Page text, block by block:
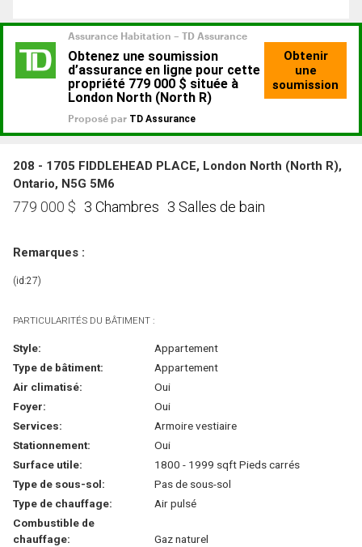
208 - 1705 FIDDLEHEAD PLACE, London North (North R),
Ontario, N5G 5M6
779 000 $ 3 Chambres 3 Salles de bain
Remarques :
(id:27)
PARTICULARITÉS DU BÂTIMENT :
Style:
Appartement
Type de bâtiment:
Appartement
Air climatisé:
Oui
Foyer:
Oui
Services:
Armoire vestiaire
Stationnement:
Oui
Surface utile:
1800 - 1999 sqft Pieds carrés
Type de sous-sol:
Pas de sous-sol
Type de chauffage:
Air pulsé
Combustible de
chauffage:
Gaz naturel